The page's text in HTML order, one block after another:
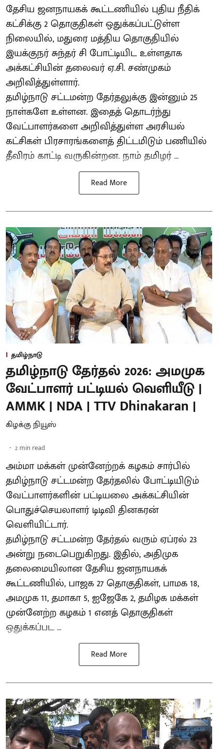
தேசிய ஜனநாயகக் கூட்டணியில் புதிய நீதிக்
கட்சிக்கு 2 தொகுதிகள் ஒதுக்கப்பட்டுள்ள
நிலையில், மதுரை மத்திய தொகுதியில்
இயக்குநர் சுந்தர் சி போட்டியிட உள்ளதாக
அக்கட்சியின் தலைவர் ஏ.சி. சண்முகம்
அறிவித்துள்ளார்.
தமிழ்நாடு சட்டமன்ற தேர்தலுக்கு இன்னும் 25
நாள்களே உள்ளன. இதைத் தொடர்ந்து
வேட்பாளர்களை அறிவித்துள்ள அரசியல்
கட்சிகள் பிரசாரங்களைத் திட்டமிடும் பணியில்
தீவிரம் காட்டி வருகின்றன. நாம் தமிழர் ...
Read More
தமிழ்நாடு
தமிழ்நாடு தேர்தல் 2026: அமமுக
வேட்பாளர் பட்டியல் வெளியீடு |
AMMK | NDA | TTV Dhinakaran |
கிழக்கு நியூஸ்
2 min read
அம்மா மக்கள் முன்னேற்றக் கழகம் சார்பில்
தமிழ்நாடு சட்டமன்ற தேர்தலில் போட்டியிடும்
வேட்பாளர்களின் பட்டியலை அக்கட்சியின்
பொதுச்செயலாளர் டிடிவி தினகரன்
வெளியிட்டார்.
தமிழ்நாடு சட்டமன்ற தேர்தல் வரும் ஏப்ரல் 23
அன்று நடைபெறுகிறது. இதில், அதிமுக
தலைமையிலான தேசிய ஜனநாயகக்
கூட்டணியில், பாஜக 27 தொகுதிகள், பாமக 18,
அமமுக 11, தமாகா 5, ஐஜேகே 2, தமிழக மக்கள்
முன்னேற்ற கழகம் 1 எனத் தொகுதிகள்
ஒதுக்கப்பட ...
Read More